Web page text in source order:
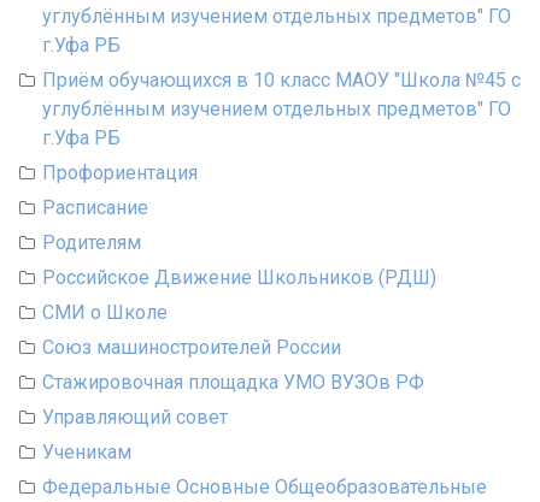
углублённым изучением отдельных предметов" ГО
г.Уфа РБ
Приём обучающихся в 10 класс МАОУ "Школа №45 с
углублённым изучением отдельных предметов" ГО
г.Уфа РБ
Профориентация
Расписание
Родителям
Российское Движение Школьников (РДШ)
СМИ о Школе
Союз машиностроителей России
Стажировочная площадка УМО ВУЗОв РФ
Управляющий совет
Ученикам
Федеральные Основные Общеобразовательные